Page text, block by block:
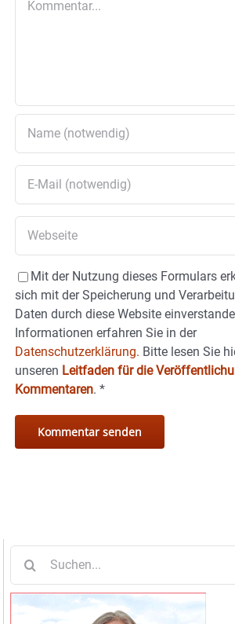
Mit der Nutzung dieses Formulars
sich mit der Speicherung und
Daten durch diese Website
Informationen erfahren Sie in der
Datenschutzerklärung. Bitte lesen Sie
unseren Leitfaden für die
Kommentaren. *
nach: